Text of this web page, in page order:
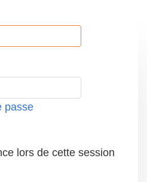
passe
lors de cette session